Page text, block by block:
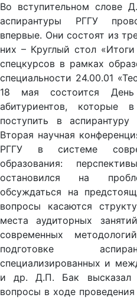
Во вступительном слове
аспирантуры РГГУ
впервые. Они состоят из
них – Круглый стол
спецкурсов в рамках
специальности 24.00.01
18 мая состоится
абитуриентов, которые
поступить в
Вторая научная
РГГУ в системе
образования:
остановился на
обсуждаться на
вопросы касаются
места аудиторных
современных
подготовке
специализированных и
и др. Д.П. Бак высказал
вопросы в ходе проведения